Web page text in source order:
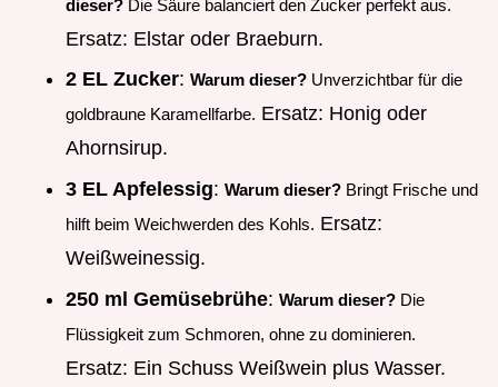
dieser? Die Säure balanciert den Zucker perfekt aus.
Ersatz: Elstar oder Braeburn.
2 EL Zucker: Warum dieser? Unverzichtbar für die
goldbraune Karamellfarbe. Ersatz: Honig oder
Ahornsirup.
3 EL Apfelessig: Warum dieser? Bringt Frische und
hilft beim Weichwerden des Kohls. Ersatz:
Weißweinessig.
250 ml Gemüsebrühe: Warum dieser? Die
Flüssigkeit zum Schmoren, ohne zu dominieren.
Ersatz: Ein Schuss Weißwein plus Wasser.